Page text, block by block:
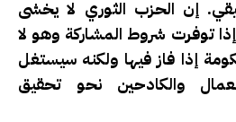
إن الحزب الثوري لا يخشى
إذا توفرت شروط المشاركة وهو لا
إذا فاز فيها ولكنه سيستغل
والكادحين نحو تحقيق